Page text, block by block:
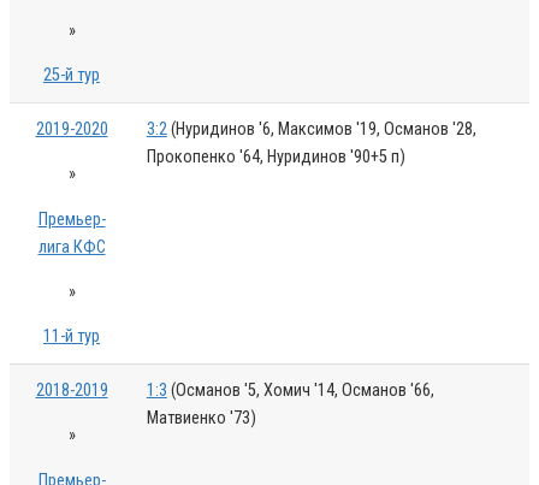
»
25-й тур
2019-2020
»
Премьер-
лига КФС
»
11-й тур
3:2(Нуридинов '6, Максимов '19, Османов '28,
Прокопенко '64, Нуридинов '90+5 п)
2018-2019
»
Премьер-
1:3 (Османов '5, Хомич '14, Османов '66,
Матвиенко '73)